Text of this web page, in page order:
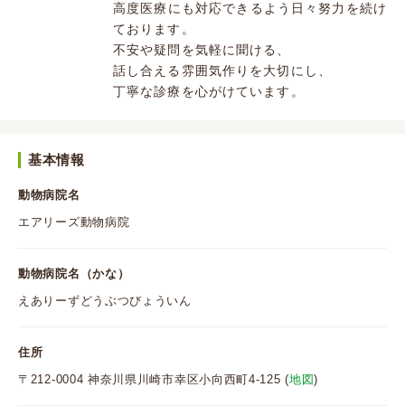
高度医療にも対応できるよう日々努力を続け
ております。
不安や疑問を気軽に聞ける、
話し合える雰囲気作りを大切にし、
丁寧な診療を心がけています。
基本情報
動物病院名
エアリーズ動物病院
動物病院名（かな）
えありーずどうぶつびょういん
住所
〒212-0004 神奈川県川崎市幸区小向西町4-125 (地図)